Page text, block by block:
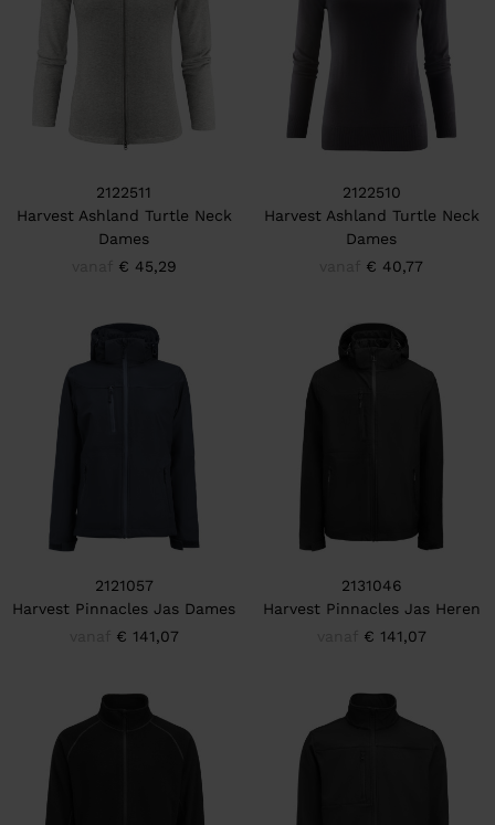
2122511
Harvest Ashland Turtle Neck
Dames
€ 45,29
2122510
Harvest Ashland Turtle Neck
Dames
€ 40,77
2121057
Harvest Pinnacles Jas Dames
€ 141,07
2131046
Harvest Pinnacles Jas Heren
€ 141,07